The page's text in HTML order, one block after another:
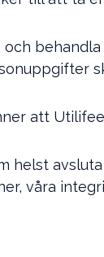
och
att
helst
våra